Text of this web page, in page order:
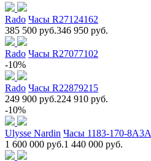
Rado Часы R27124162
385 500 руб.346 950 руб.
Rado Часы R27077102
-10%
Rado Часы R22879215
249 900 руб.224 910 руб.
-10%
Ulysse Nardin Часы 1183-170-8A3A
1 600 000 руб.1 440 000 руб.